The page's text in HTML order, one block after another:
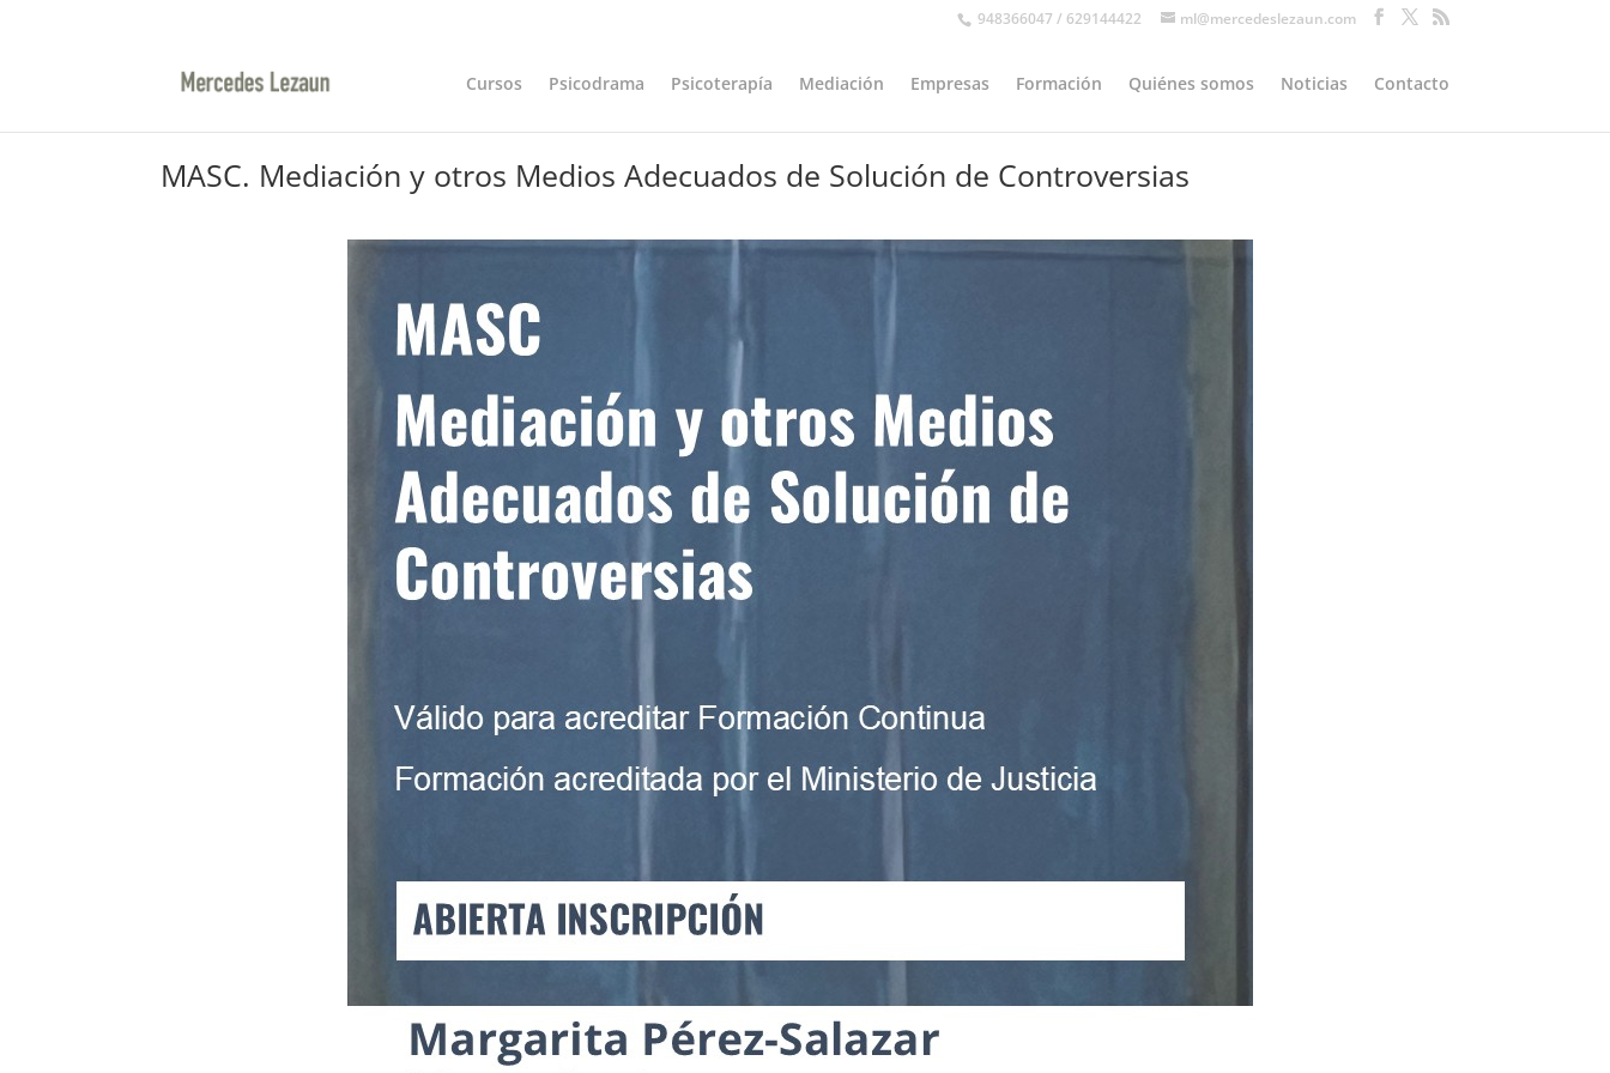
948366047 / 629144422 ml@mercedeslezaun.com
Cursos Psicodrama Psicoterapía Mediación Empresas Formación Quiénes somos Noticias Contacto
MASC. Mediación y otros Medios Adecuados de Solución de Controversias